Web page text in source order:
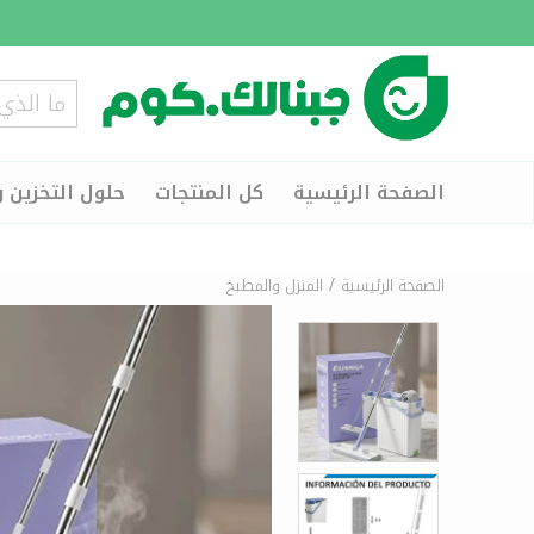
الصفحة الرئيسية كل المنتجات حلول التخزين
الصفحة الرئيسية / المنزل والمطبخ